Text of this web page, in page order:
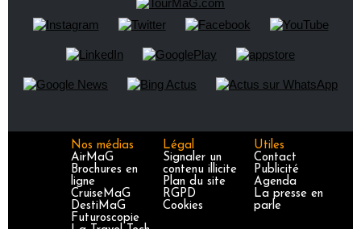
Nos médias
AirMaG
Brochures en
ligne
CruiseMaG
DestiMaG
Futuroscopie
Légal
Signaler un
contenu illicite
Plan du site
RGPD
Cookies
Utiles
Contact
Publicité
Agenda
La presse en
parle